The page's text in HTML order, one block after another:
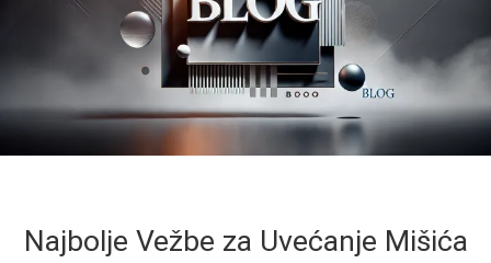
Najbolje Vežbe za Uvećanje Mišića